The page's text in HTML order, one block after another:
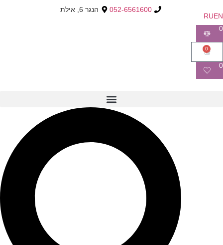
052-6561600
הנגר 6, אילת
EN
RU
0
0
0